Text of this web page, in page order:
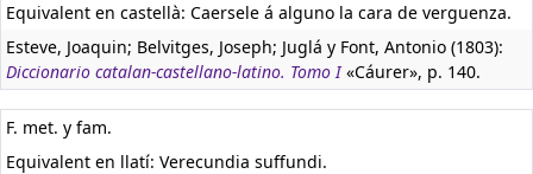
Equivalent en castellà: Caersele á alguno la cara de verguenza.
Esteve, Joaquin; Belvitges, Joseph; Juglá y Font, Antonio (1803):
Diccionario catalan-castellano-latino. Tomo I«Cáurer», p. 140.
F. met. y fam.
Equivalent en llatí: Verecundia suffundi.